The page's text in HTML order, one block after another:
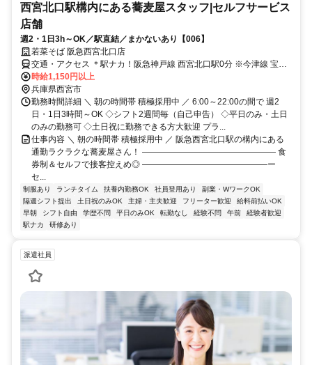
西宮北口駅構内にある蕎麦屋スタッフ|セルフサービス
店舗
週2・1日3h～OK／駅直結／まかないあり【006】
若菜そば 阪急西宮北口店
交通・アクセス ＊駅ナカ！阪急神戸線 西宮北口駅0分 ※今津線 宝塚
行ホーム脇のお店です
時給1,150円以上
兵庫県西宮市
勤務時間詳細 ＼ 朝の時間帯 積極採用中 ／ 6:00～22:00の間で 週2
日・1日3時間～OK ◇シフト2週間毎（自己申告） ◇平日のみ・土日
のみの勤務可 ◇土日祝に勤務できる方大歓迎 プラ...
仕事内容 ＼ 朝の時間帯 積極採用中 ／ 阪急西宮北口駅の構内にある
通勤ラクラクな蕎麦屋さん！ ―――――――――――――――― 食
券制＆セルフで接客控えめ◎ ―――――――――――――――ー
セ...
制服あり ランチタイム 扶養内勤務OK 社員登用あり
副業・WワークOK
隔週シフト提出
土日祝のみOK 主婦・主夫歓迎 フリーター歓迎
給料前払いOK
早朝
シフト自由 学歴不問 平日のみOK 転勤なし 経験不問 午前
経験者歓迎
駅ナカ
研修あり
派遣社員